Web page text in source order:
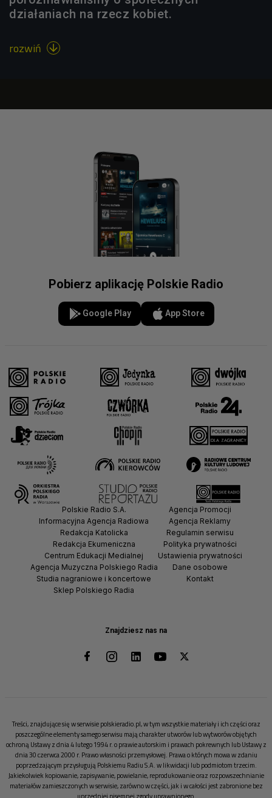
działaniach na rzecz kobiet.
rozwiń 
Pobierz aplikację Polskie Radio
Google Play App Store
Znajdziesz nas na
Polskie Radio S.A.
Informacyjna Agencja Radiowa
Redakcja Katolicka
Redakcja Ekumeniczna
Centrum Edukacji Medialnej
Agencja Muzyczna Polskiego Radia
Studia nagraniowe i koncertowe
Sklep Polskiego Radia
Agencja Promocji
Agencja Reklamy
Regulamin serwisu
Polityka prywatności
Ustawienia prywatności
Dane osobowe
Kontakt
Treści, znajdujące się w serwisie polskieradio.pl, w tym wszystkie materiały i ich części oraz
poszczególne elementy samego serwisu mają charakter utworów lub wytworów objętych
ochroną Ustawy z dnia 4 lutego 1994 r. o prawie autorskim i prawach pokrewnych lub Ustawy z
dnia 30 czerwca 2000 r. Prawo własności przemysłowej. Prawa o których mowa w zdaniu
poprzedzającym przysługują Polskiemu Radiu S.A. w likwidacji lub podmiotom trzecim.
Jakiekolwiek kopiowanie, zapisywanie, powielanie, reprodukowanie oraz rozpowszechnianie
materiałów zamieszczonych w serwisie, zarówno w części, jak i w całości jest zabronione bez
uprzedniej pisemnej zgody uprawnionego.